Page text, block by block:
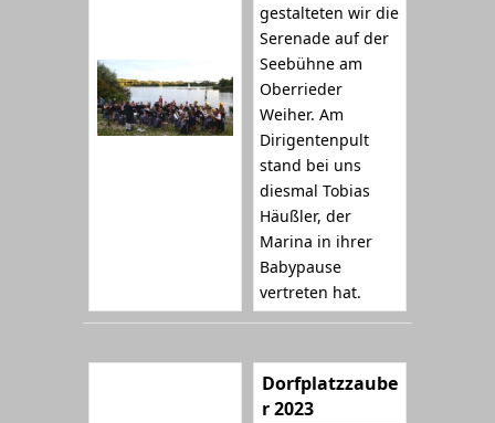
gestalteten wir die
Serenade auf der
Seebühne am
Oberrieder
Weiher. Am
Dirigentenpult
stand bei uns
diesmal Tobias
Häußler, der
Marina in ihrer
Babypause
vertreten hat.
Dorfplatzzaube
r 2023